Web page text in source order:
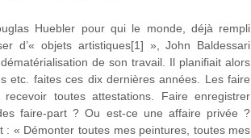
Huebler pour qui le monde, déjà rempli
d’« objets artistiques[1] », John Baldessari
de son travail. Il planifiait alors
etc. faites ces dix dernières années. Les faire
toutes attestations. Faire enregistrer
faire-part ? Ou est-ce une affaire privée ?
« Démonter toutes mes peintures, toutes mes